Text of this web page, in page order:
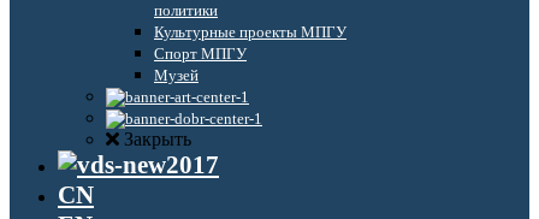
политики
Культурные проекты МПГУ
Спорт МПГУ
Музей
Закрыть
CN